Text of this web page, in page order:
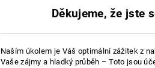
Děkujeme, že jste
Naším úkolem je Váš optimální zážitek z
Vaše zájmy a hladký průběh – Toto jsou